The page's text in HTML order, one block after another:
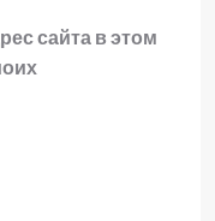
сайта в этом